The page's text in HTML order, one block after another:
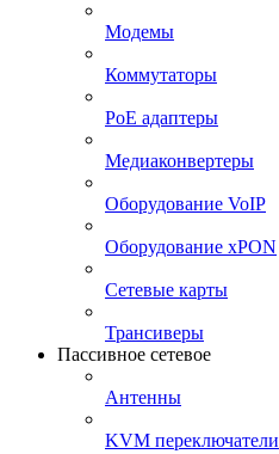
Модемы
Коммутаторы
PoE адаптеры
Медиаконвертеры
Оборудование VoIP
Оборудование xPON
Сетевые карты
Трансиверы
Пассивное сетевое
Антенны
KVM переключатели